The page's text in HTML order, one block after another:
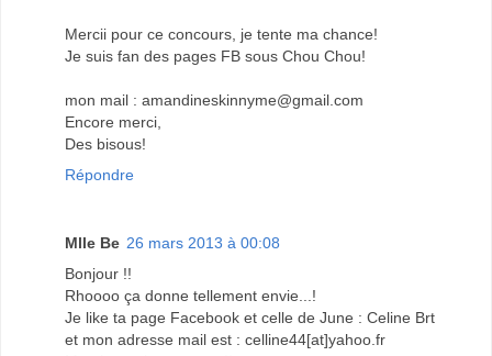
Mercii pour ce concours, je tente ma chance!
Je suis fan des pages FB sous Chou Chou!
mon mail : amandineskinnyme@gmail.com
Encore merci,
Des bisous!
Répondre
Mlle Be 26 mars 2013 à 00:08
Bonjour !!
Rhoooo ça donne tellement envie...!
Je like ta page Facebook et celle de June : Celine Brt
et mon adresse mail est : celline44[at]yahoo.fr